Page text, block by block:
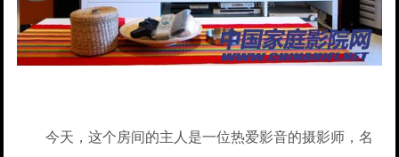
今天，这个房间的主人是一位热爱影音的摄影师，名